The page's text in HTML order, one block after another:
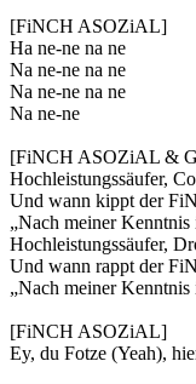
[FiNCH ASOZiAL]
Ha ne-ne na ne
Na ne-ne na ne
Na ne-ne na ne
Na ne-ne
[FiNCH ASOZiAL &
Hochleistungssäufer,
Und wann kippt der
„Nach meiner Kenntnis
Hochleistungssäufer,
Und wann rappt der
„Nach meiner Kenntnis
[FiNCH ASOZiAL]
Ey, du Fotze (Yeah),